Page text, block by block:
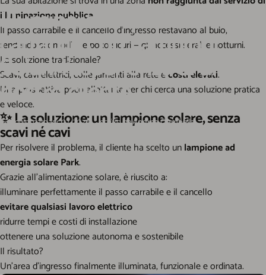
Illuminareunpasso
carrabileConLampioni
Solari:l’esperienzadiun
nostrocliente
Aggiornatoapr 07, 2026 scritto daAndrea Ciambella
illuminazione pubblica
Il passo carrabile e il cancello d’ingresso restavano al buio,
rendendo scomodi — e poco sicuri — gli accessi serali e notturni.
La soluzione tradizionale?
Scavi, cavi elettrici, collegamenti alla rete ecosti elevati.
Una prospettiva poco allettante per chi cerca una soluzione pratica
e veloce.
✨ La soluzione: un lampione solare, senza
scavi né cavi
Per risolvere il problema, il cliente ha scelto unlampione ad
energia solare Park.
Grazie all’alimentazione solare, è riuscito a:
illuminare perfettamente il passo carrabile e il cancello
evitare qualsiasi lavoro elettrico
ridurre tempi e costi di installazione
ottenere una soluzione autonoma e sostenibile
Il risultato?
Un’area d’ingresso finalmente illuminata, funzionale e ordinata.